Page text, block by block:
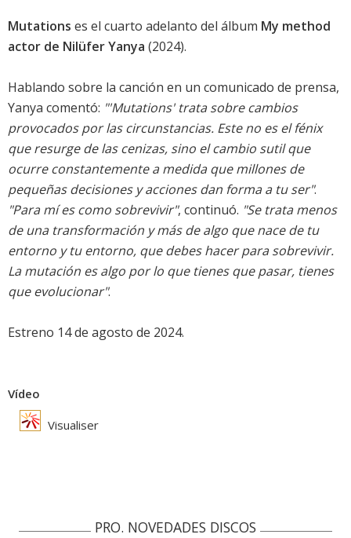
Mutations es el cuarto adelanto del álbum My method
actor de Nilüfer Yanya (2024).
Hablando sobre la canción en un comunicado de prensa,
Yanya comentó: "'Mutations' trata sobre cambios
provocados por las circunstancias. Este no es el fénix
que resurge de las cenizas, sino el cambio sutil que
ocurre constantemente a medida que millones de
pequeñas decisiones y acciones dan forma a tu ser".
"Para mí es como sobrevivir", continuó. "Se trata menos
de una transformación y más de algo que nace de tu
entorno y tu entorno, que debes hacer para sobrevivir.
La mutación es algo por lo que tienes que pasar, tienes
que evolucionar".
Estreno 14 de agosto de 2024.
Vídeo
Visualiser
PRO. NOVEDADES DISCOS